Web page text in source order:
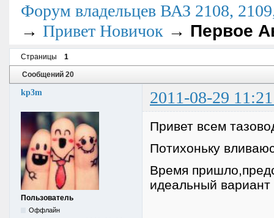
Форум владельцев ВАЗ 2108,
→ Привет Новичок → Первое
Страницы 1
Сообщений 20
kp3m 2011-08-29
Пользователь
Оффлайн
Привет всем
Потихоньку
Время
идеальный вариант